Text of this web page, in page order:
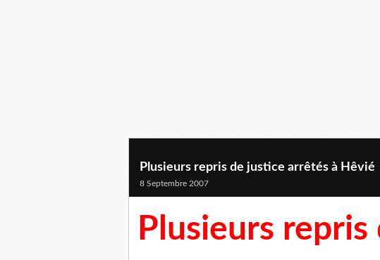
Plusieurs repris de justice arrêtés à Hêvié
8 Septembre 2007
Plusieurs